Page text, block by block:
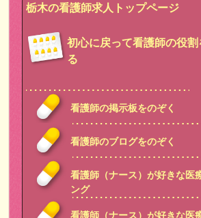
栃木の看護師求人トップページ
初心に戻って看護師の役
る
看護師の掲示板をのぞく
看護師のブログをのぞく
看護師（ナース）が好きな医
ング
看護師（ナース）が好きな医